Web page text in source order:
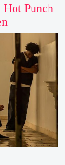
Punch